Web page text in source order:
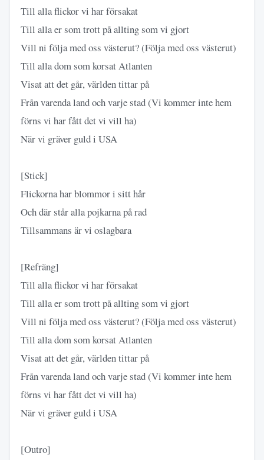
Till alla flickor vi har försakat
Till alla er som trott på allting som vi gjort
Vill ni följa med oss västerut? (Följa med oss västerut)
Till alla dom som korsat Atlanten
Visat att det går, världen tittar på
Från varenda land och varje stad (Vi kommer inte hem
förns vi har fått det vi vill ha)
När vi gräver guld i USA
[Stick]
Flickorna har blommor i sitt hår
Och där står alla pojkarna på rad
Tillsammans är vi oslagbara
[Refräng]
Till alla flickor vi har försakat
Till alla er som trott på allting som vi gjort
Vill ni följa med oss västerut? (Följa med oss västerut)
Till alla dom som korsat Atlanten
Visat att det går, världen tittar på
Från varenda land och varje stad (Vi kommer inte hem
förns vi har fått det vi vill ha)
När vi gräver guld i USA
[Outro]